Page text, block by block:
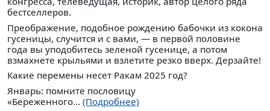
бестселлеров.
Преображение, подобное рождению бабочки из кокона
гусеницы, случится и с вами, — в первой половине
года вы уподобитесь зеленой гусенице, а потом
взмахнете крыльями и взлетите резко вверх. Дерзайте!
Какие перемены несет Ракам 2025 год?
Январь: помните пословицу
«Береженного... (Подробнее)